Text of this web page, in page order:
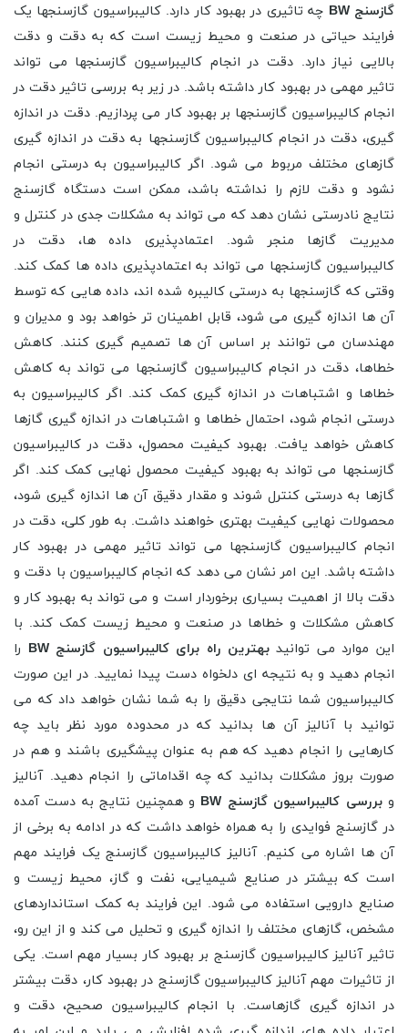
گازسنج BW
چه تاثیری در بهبود کار دارد. کالیبراسیون گازسنجها یک
فرایند حیاتی در صنعت و محیط زیست است که به دقت و دقت
بالایی نیاز دارد. دقت در انجام کالیبراسیون گازسنجها می تواند
تاثیر مهمی در بهبود کار داشته باشد. در زیر به بررسی تاثیر دقت در
انجام کالیبراسیون گازسنجها بر بهبود کار می پردازیم. دقت در اندازه
گیری، دقت در انجام کالیبراسیون گازسنجها به دقت در اندازه گیری
گازهای مختلف مربوط می شود. اگر کالیبراسیون به درستی انجام
نشود و دقت لازم را نداشته باشد، ممکن است دستگاه گازسنج
نتایج نادرستی نشان دهد که می تواند به مشکلات جدی در کنترل و
مدیریت گازها منجر شود. اعتمادپذیری داده ها، دقت در
کالیبراسیون گازسنجها می تواند به اعتمادپذیری داده ها کمک کند.
وقتی که گازسنجها به درستی کالیبره شده اند، داده هایی که توسط
آن ها اندازه گیری می شود، قابل اطمینان تر خواهد بود و مدیران و
مهندسان می توانند بر اساس آن ها تصمیم گیری کنند. کاهش
خطاها، دقت در انجام کالیبراسیون گازسنجها می تواند به کاهش
خطاها و اشتباهات در اندازه گیری کمک کند. اگر کالیبراسیون به
درستی انجام شود، احتمال خطاها و اشتباهات در اندازه گیری گازها
کاهش خواهد یافت. بهبود کیفیت محصول، دقت در کالیبراسیون
گازسنجها می تواند به بهبود کیفیت محصول نهایی کمک کند. اگر
گازها به درستی کنترل شوند و مقدار دقیق آن ها اندازه گیری شود،
محصولات نهایی کیفیت بهتری خواهند داشت. به طور کلی، دقت در
انجام کالیبراسیون گازسنجها می تواند تاثیر مهمی در بهبود کار
داشته باشد. این امر نشان می دهد که انجام کالیبراسیون با دقت و
دقت بالا از اهمیت بسیاری برخوردار است و می تواند به بهبود کار و
کاهش مشکلات و خطاها در صنعت و محیط زیست کمک کند. با
این موارد می توانیدبهترین راه برای کالیبراسیون گازسنج BW
را
انجام دهید و به نتیجه ای دلخواه دست پیدا نمایید. در این صورت
کالیبراسیون شما نتایجی دقیق را به شما نشان خواهد داد که می
توانید با آنالیز آن ها بدانید که در محدوده مورد نظر باید چه
کارهایی را انجام دهید که هم به عنوان پیشگیری باشند و هم در
صورت بروز مشکلات بدانید که چه اقداماتی را انجام دهید. آنالیز
وبررسی کالیبراسیون گازسنج BW
و همچنین نتایج به دست آمده
در گازسنج فوایدی را به همراه خواهد داشت که در ادامه به برخی از
آن ها اشاره می کنیم. آنالیز کالیبراسیون گازسنج یک فرایند مهم
است که بیشتر در صنایع شیمیایی، نفت و گاز، محیط زیست و
صنایع دارویی استفاده می شود. این فرایند به کمک استانداردهای
مشخص، گازهای مختلف را اندازه گیری و تحلیل می کند و از این رو،
تاثیر آنالیز کالیبراسیون گازسنج بر بهبود کار بسیار مهم است. یکی
از تاثیرات مهم آنالیز کالیبراسیون گازسنج در بهبود کار، دقت بیشتر
در اندازه گیری گازهاست. با انجام کالیبراسیون صحیح، دقت و